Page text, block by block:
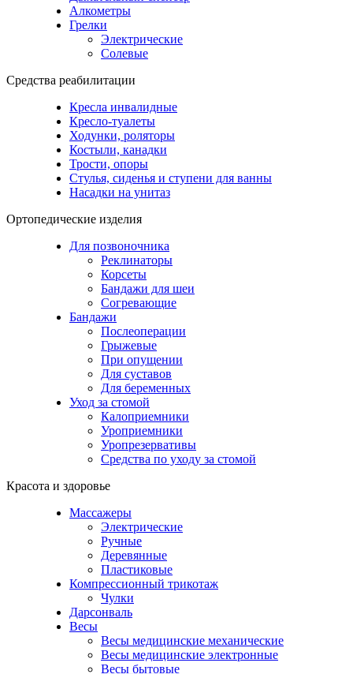
Алкометры
Грелки
Электрические
Солевые
Средства реабилитации
Кресла инвалидные
Кресло-туалеты
Ходунки, роляторы
Костыли, канадки
Трости, опоры
Стулья, сиденья и ступени для ванны
Насадки на унитаз
Ортопедические изделия
Для позвоночника
Реклинаторы
Корсеты
Бандажи для шеи
Согревающие
Бандажи
Послеоперации
Грыжевые
При опущении
Для суставов
Для беременных
Уход за стомой
Калоприемники
Уроприемники
Уропрезервативы
Средства по уходу за стомой
Красота и здоровье
Массажеры
Электрические
Ручные
Деревянные
Пластиковые
Компрессионный трикотаж
Чулки
Дарсонваль
Весы
Весы медицинские механические
Весы медицинские электронные
Весы бытовые